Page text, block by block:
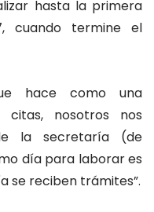
hasta la primera
cuando termine el
hace como una
nosotros nos
la secretaría (de
día para laborar es
se reciben trámites”.